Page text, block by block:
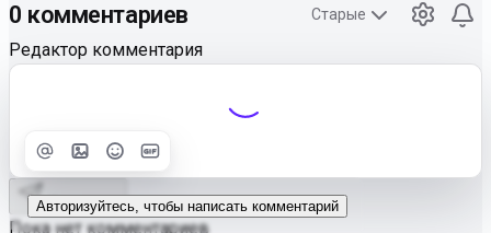
0 комментариев Старые
Редактор комментария
Улучшить
Авторизуйтесь, чтобы написать комментарий
Отправить
Пока нет комментариев